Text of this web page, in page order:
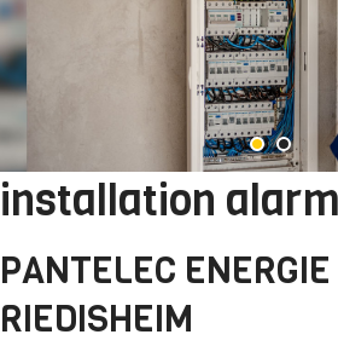
installation
PANTELEC
RIEDISHEIM